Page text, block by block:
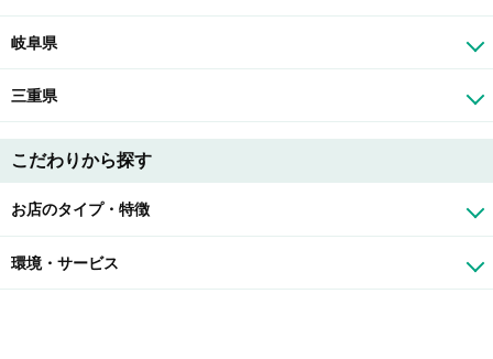
岐阜県
三重県
こだわりから探す
お店のタイプ・特徴
環境・サービス